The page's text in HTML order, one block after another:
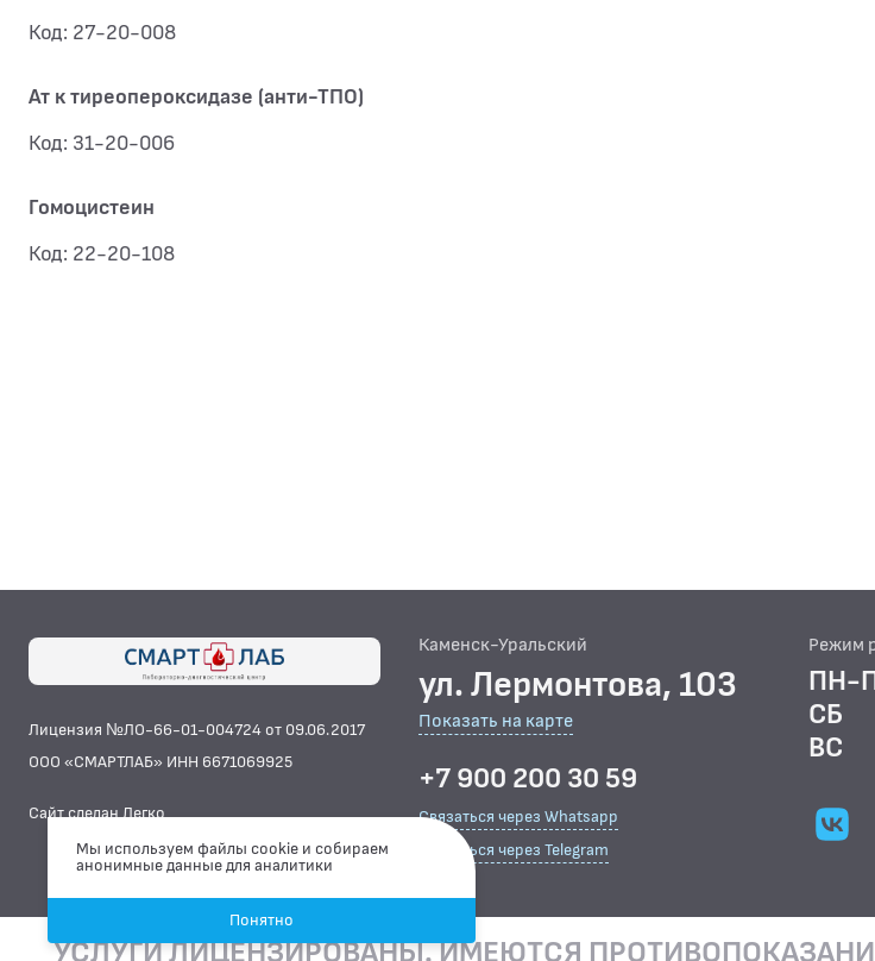
Код: 27-20-008
Ат к тиреопероксидазе (анти-ТПО)
Код: 31-20-006
Гомоцистеин
Код: 22-20-108
Лицензия №ЛО-66-01-004724 от 09.06.2017
ООО «СМАРТЛАБ» ИНН 6671069925
Сайт сделан Легко
Каменск-Уральский
ул. Лермонтова, 103
Показать на карте
+7 900 200 30 59
Связаться через Whatsapp
Связаться через Telegram
Режим
ПН-
СБ
ВС
УСЛУГИ ЛИЦЕНЗИРОВАНЫ. ИМЕЮТСЯ
Мы используем файлы cookie и собираем
анонимные данные для аналитики
Понятно